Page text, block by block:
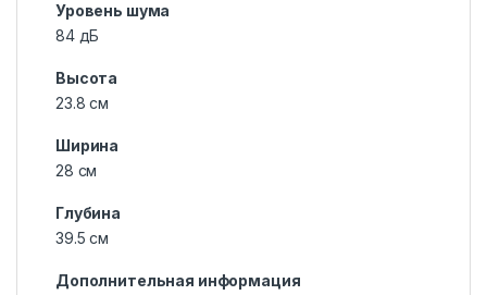
Уровень шума
84 дБ
Высота
23.8 см
Ширина
28 см
Глубина
39.5 см
Дополнительная информация